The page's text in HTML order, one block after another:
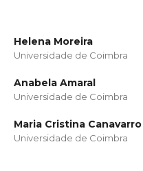
Helena Moreira
Universidade de Coimbra
Anabela Amaral
Universidade de Coimbra
Maria Cristina Canavarro
Universidade de Coimbra